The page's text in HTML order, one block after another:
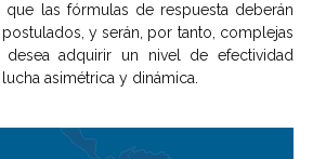
que las fórmulas de respuesta deberán
y serán, por tanto, complejas
adquirir un nivel de efectividad
asimétrica y dinámica.